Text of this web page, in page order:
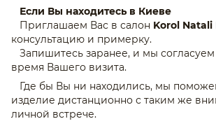
Если Вы находитесь в Киеве
Приглашаем Вас в салон Korol
консультацию и примерку.
Запишитесь заранее, и мы
время Вашего визита.
Где бы Вы ни находились, мы
изделие дистанционно с таким же
личной встрече.